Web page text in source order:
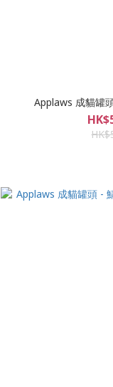
Applaws 成貓罐